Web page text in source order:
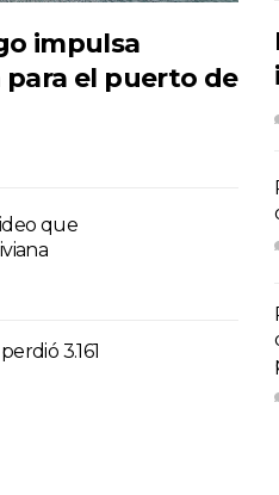
impulsa
el puerto de
que
3.161